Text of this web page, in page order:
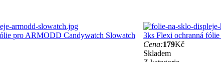
pro ARMODD Candywatch Slowatch
3ks Flexi ochranná
Cena:179Kč
Skladem